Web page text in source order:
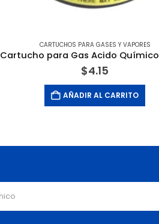
CARTUCHOS PARA GASES Y VAPORES
$4.15
AÑADIR AL CARRITO